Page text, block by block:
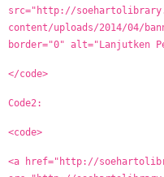
src="http://
content/uploads/2014/04/
border="0" alt="Lanjutken
</code>
Code2:
<code>
<a href="http://